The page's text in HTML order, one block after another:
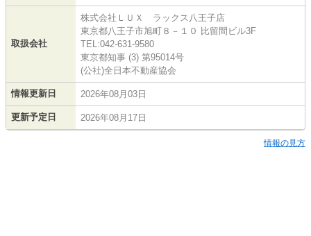
取扱会社
株式会社ＬＵＸ ラックス八王子店
東京都八王子市旭町８－１０ 比留間ビル3F
TEL:042-631-9580
東京都知事 (3) 第95014号
(公社)全日本不動産協会
情報更新日 2026年08月03日
更新予定日 2026年08月17日
情報の見方